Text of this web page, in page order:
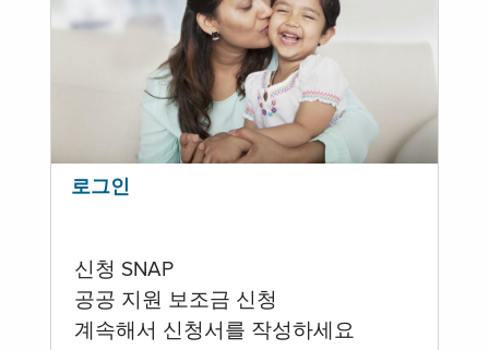
로그인
신청 SNAP
공공 지원 보조금 신청
계속해서 신청서를 작성하세요